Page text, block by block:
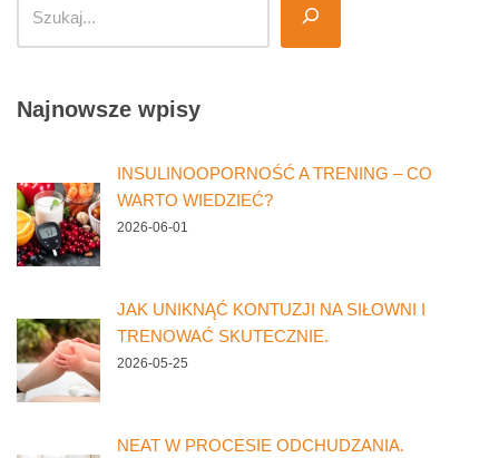
Najnowsze wpisy
INSULINOOPORNOŚĆ A TRENING – CO
WARTO WIEDZIEĆ?
2026-06-01
JAK UNIKNĄĆ KONTUZJI NA SIŁOWNI I
TRENOWAĆ SKUTECZNIE.
2026-05-25
NEAT W PROCESIE ODCHUDZANIA.